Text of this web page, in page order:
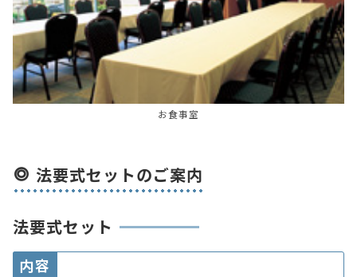
お食事室
法要式セットのご案内
法要式セット
内容